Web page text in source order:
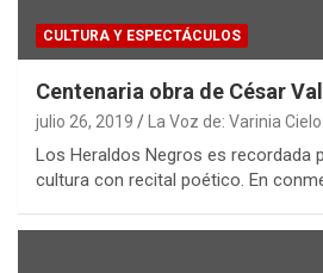
CULTURA Y ESPECTÁCULOS
Centenaria obra de César
julio 26, 2019 La Voz de: Varinia
Los Heraldos Negros es recordada
cultura con recital poético. En